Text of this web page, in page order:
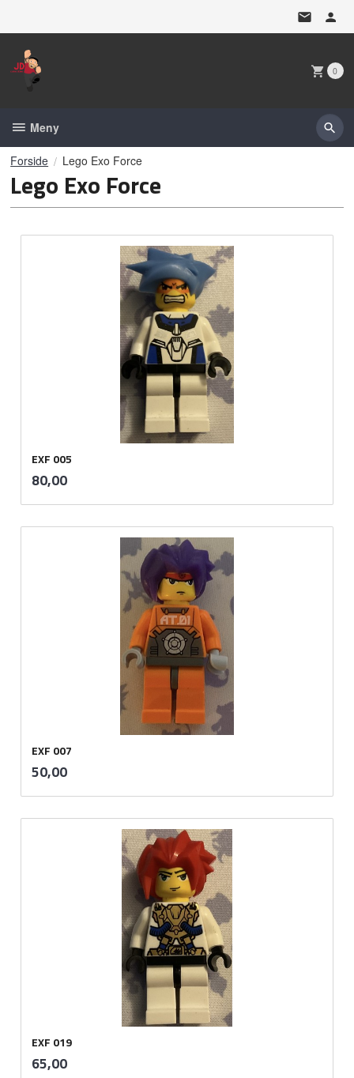
0
Meny
Forside Lego Exo Force
Lego Exo Force
EXF 005
Pris
80,00mva.
EXF 007
Pris
50,00mva.
EXF 019
Pris
65,00mva.